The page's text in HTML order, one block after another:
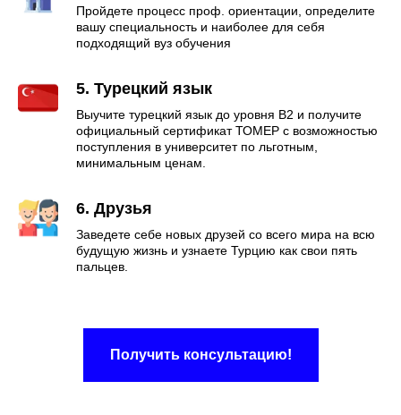
Пройдете процесс проф. ориентации, определите
вашу специальность и наиболее для себя
подходящий вуз обучения
5. Турецкий язык
Выучите турецкий язык до уровня B2 и получите
официальный сертификат ТОМЕР с возможностью
поступления в университет по льготным,
минимальным ценам.
6. Друзья
Заведете себе новых друзей со всего мира на всю
будущую жизнь и узнаете Турцию как свои пять
пальцев.
Получить консультацию!